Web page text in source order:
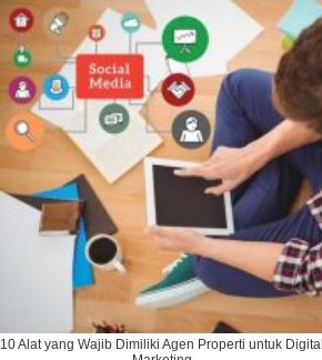
10 Alat yang Wajib Dimiliki Agen Properti untuk Digital